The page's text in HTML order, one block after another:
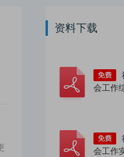
资料下载
会工作
（
会工作